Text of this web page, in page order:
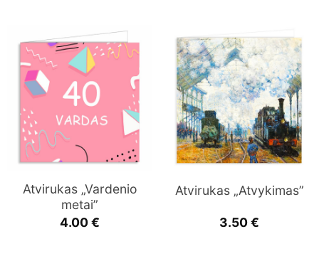
Atvirukas „Vardenio
metai”
4.00€
Atvirukas „Atvykimas”
3.50€